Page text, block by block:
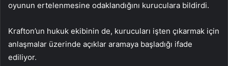
oyunun ertelenmesine odaklandığını kuruculara bildirdi.
Krafton’un hukuk ekibinin de, kurucuları işten çıkarmak için
anlaşmalar üzerinde açıklar aramaya başladığı ifade
ediliyor.